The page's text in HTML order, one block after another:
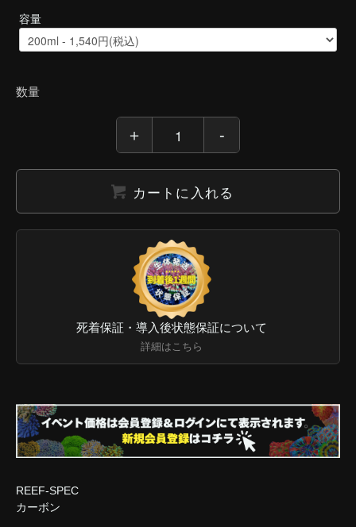
容量
数量
カートに入れる
死着保証・導入後状態保証について
詳細はこちら
REEF-SPEC
カーボン